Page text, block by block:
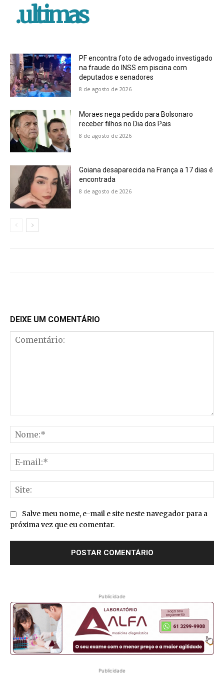
.ultimas
PF encontra foto de advogado investigado
na fraude do INSS em piscina com
deputados e senadores
8 de agosto de 2026
Moraes nega pedido para Bolsonaro
receber filhos no Dia dos Pais
8 de agosto de 2026
Goiana desaparecida na França a 17 dias é
encontrada
8 de agosto de 2026
DEIXE UM COMENTÁRIO
Salve meu nome, e-mail e site neste navegador para a
próxima vez que eu comentar.
Publicidade
Publicidade